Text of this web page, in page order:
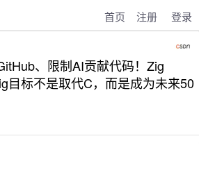
首页 注册 登录
、限制AI贡献代码！Zig
目标不是取代C，而是成为未来50